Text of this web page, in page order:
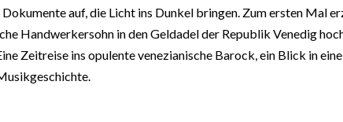
auf, die Licht ins Dunkel bringen. Zum ersten Mal
Handwerkersohn in den Geldadel der Republik Venedig
Zeitreise ins opulente venezianische Barock, ein Blick in